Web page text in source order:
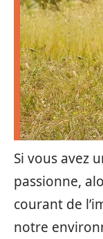
Si vous avez
passionne,
courant de
notre